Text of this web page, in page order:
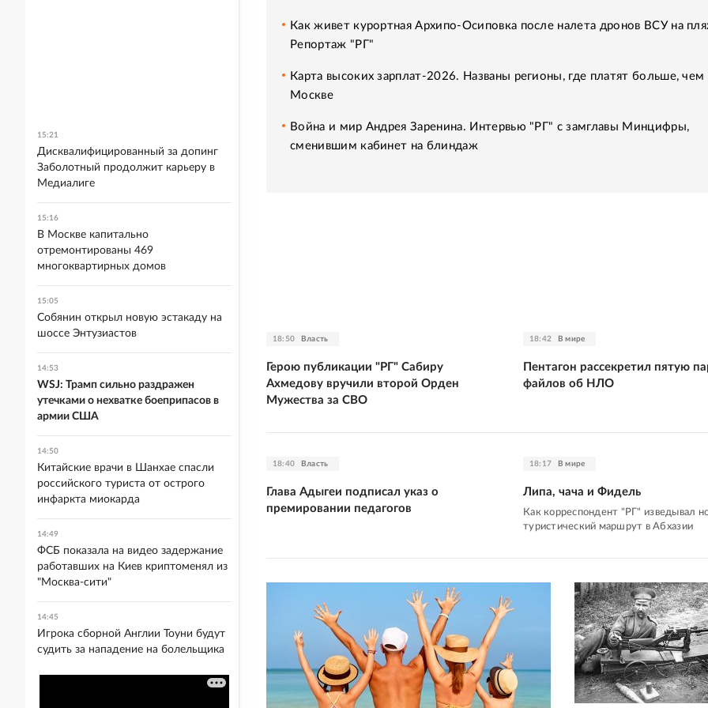
Как живет курортная Архипо-Осиповка после налета дронов ВСУ на
Репортаж "РГ"
Карта высоких зарплат-2026. Названы регионы, где платят больше, чем
Москве
Война и мир Андрея Заренина. Интервью "РГ" с замглавы Минцифры,
сменившим кабинет на блиндаж
18:50 Власть
Герою публикации "РГ" Сабиру
Ахмедову вручили второй Орден
Мужества за СВО
18:42 В мире
Пентагон рассекретил пятую
файлов об НЛО
18:40 Власть
Глава Адыгеи подписал указ о
премировании педагогов
18:17 В мире
Липа, чача и Фидель
Как корреспондент "РГ" изведывал
туристический маршрут в Абхазии
15:21
Дисквалифицированный за допинг
Заболотный продолжит карьеру в
Медиалиге
15:16
В Москве капитально
отремонтированы 469
многоквартирных домов
15:05
Собянин открыл новую эстакаду на
шоссе Энтузиастов
14:53
WSJ: Трамп сильно раздражен
утечками о нехватке боеприпасов в
армии США
14:50
Китайские врачи в Шанхае спасли
российского туриста от острого
инфаркта миокарда
14:49
ФСБ показала на видео задержание
работавших на Киев криптоменял из
"Москва-сити"
14:45
Игрока сборной Англии Тоуни будут
судить за нападение на болельщика